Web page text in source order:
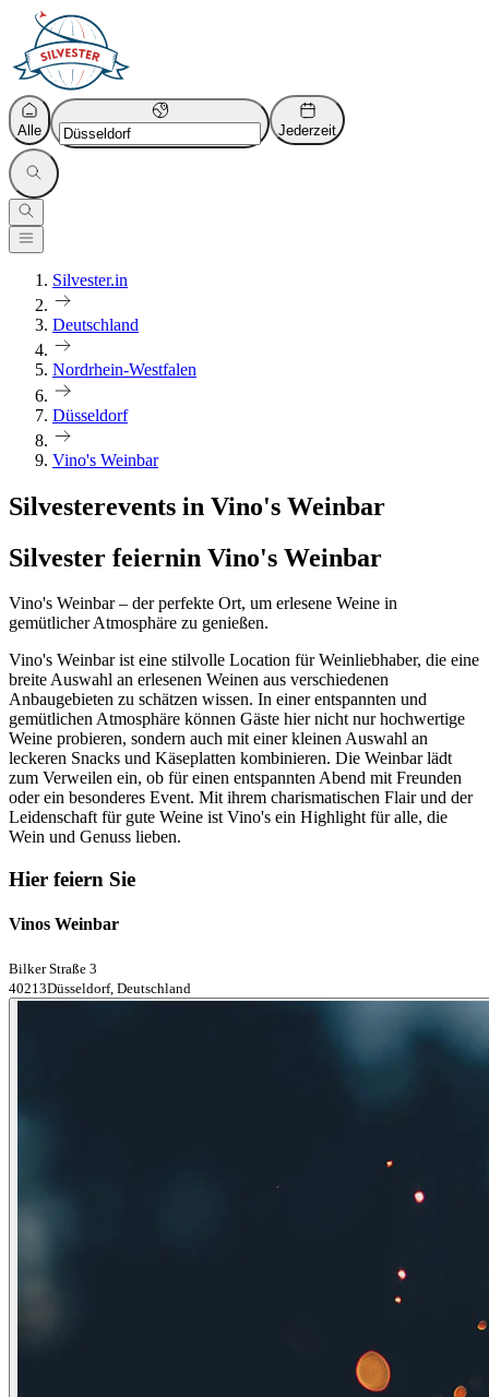
Alle Jederzeit
Silvester.in
Deutschland
Nordrhein-Westfalen
Düsseldorf
Vino's Weinbar
Silvesterevents in Vino's Weinbar
Silvester feiernin Vino's Weinbar
Vino's Weinbar – der perfekte Ort, um erlesene Weine in
gemütlicher Atmosphäre zu genießen.
Vino's Weinbar ist eine stilvolle Location für Weinliebhaber, die eine
breite Auswahl an erlesenen Weinen aus verschiedenen
Anbaugebieten zu schätzen wissen. In einer entspannten und
gemütlichen Atmosphäre können Gäste hier nicht nur hochwertige
Weine probieren, sondern auch mit einer kleinen Auswahl an
leckeren Snacks und Käseplatten kombinieren. Die Weinbar lädt
zum Verweilen ein, ob für einen entspannten Abend mit Freunden
oder ein besonderes Event. Mit ihrem charismatischen Flair und der
Leidenschaft für gute Weine ist Vino's ein Highlight für alle, die
Wein und Genuss lieben.
Hier feiern Sie
Vinos Weinbar
Bilker Straße 3
40213Düsseldorf, Deutschland